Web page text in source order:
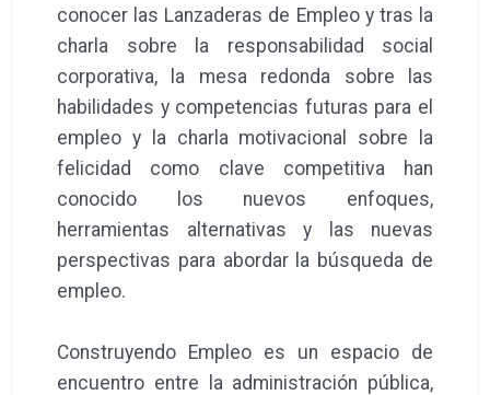
conocer las Lanzaderas de Empleo y tras la
charla sobre la responsabilidad social
corporativa, la mesa redonda sobre las
habilidades y competencias futuras para el
empleo y la charla motivacional sobre la
felicidad como clave competitiva han
conocido los nuevos enfoques,
herramientas alternativas y las nuevas
perspectivas para abordar la búsqueda de
empleo.
Construyendo Empleo es un espacio de
encuentro entre la administración pública,